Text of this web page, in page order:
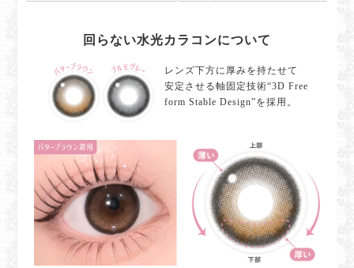
回らない水光カラコンについて
レンズ下方に厚みを持たせて
安定させる軸固定技術“3D Free
form Stable Design”を採用。